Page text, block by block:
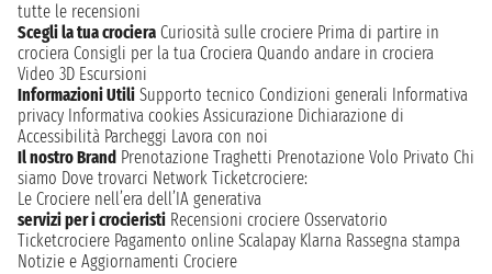
tutte le recensioni
Scegli la tua crociera Curiosità sulle crociere Prima di partire in
crociera Consigli per la tua Crociera Quando andare in crociera
Video 3D Escursioni
Informazioni Utili Supporto tecnico Condizioni generali Informativa
privacy Informativa cookies Assicurazione Dichiarazione di
Accessibilità Parcheggi Lavora con noi
Il nostro Brand Prenotazione Traghetti Prenotazione Volo Privato Chi
siamo Dove trovarci Network Ticketcrociere:
Le Crociere nell’era dell’IA generativa
servizi per i crocieristi Recensioni crociere Osservatorio
Ticketcrociere Pagamento online Scalapay Klarna Rassegna stampa
Notizie e Aggiornamenti Crociere